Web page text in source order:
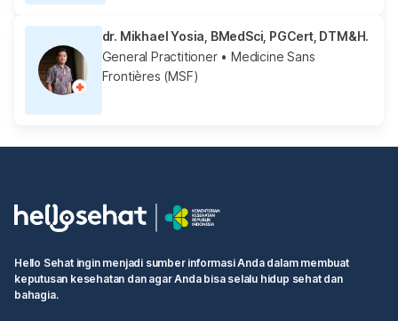
dr. Mikhael Yosia, BMedSci, PGCert, DTM&H.
General Practitioner• Medicine Sans
Frontières (MSF)
Hello Sehat ingin menjadi sumber informasi Anda dalam membuat
keputusan kesehatan dan agar Anda bisa selalu hidup sehat dan
bahagia.